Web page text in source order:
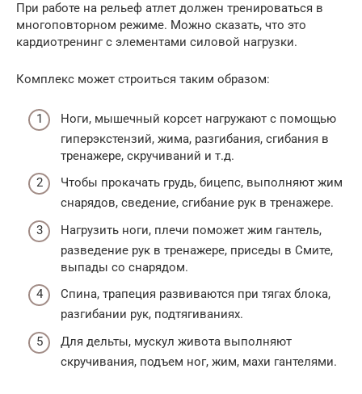
При работе на рельеф атлет должен тренироваться в
многоповторном режиме. Можно сказать, что это
кардиотренинг с элементами силовой нагрузки.
Комплекс может строиться таким образом:
Ноги, мышечный корсет нагружают с помощью
гиперэкстензий, жима, разгибания, сгибания в
тренажере, скручиваний и т.д.
Чтобы прокачать грудь, бицепс, выполняют жим
снарядов, сведение, сгибание рук в тренажере.
Нагрузить ноги, плечи поможет жим гантель,
разведение рук в тренажере, приседы в Смите,
выпады со снарядом.
Спина, трапеция развиваются при тягах блока,
разгибании рук, подтягиваниях.
Для дельты, мускул живота выполняют
скручивания, подъем ног, жим, махи гантелями.